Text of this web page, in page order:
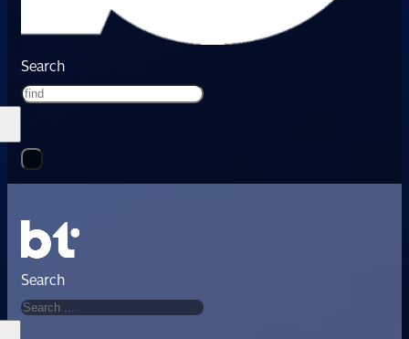
Search
Search